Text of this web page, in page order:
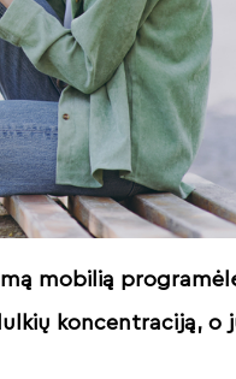
mobilią programėlę
koncentraciją, o